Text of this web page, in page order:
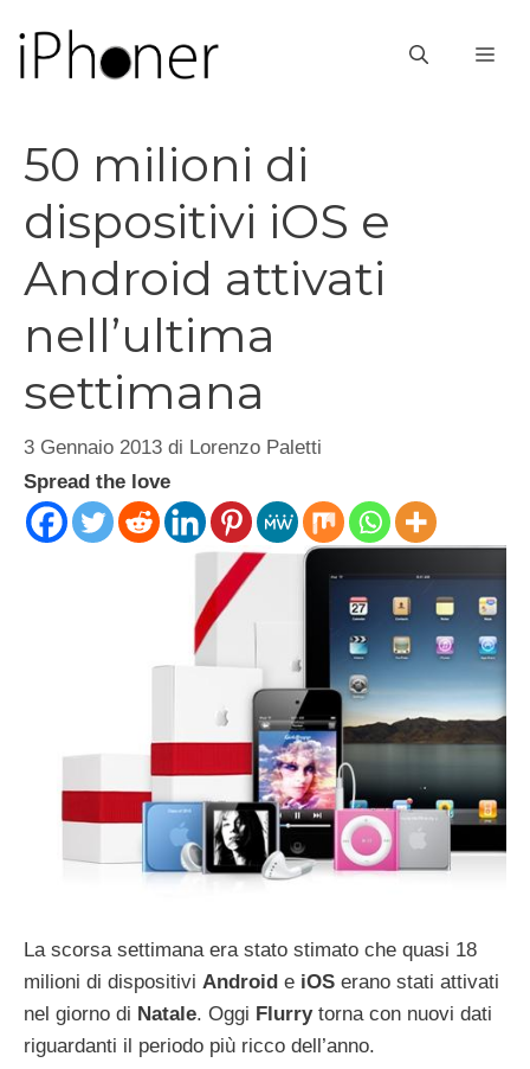
contenuto
50 milioni di
dispositivi iOS e
Android attivati
nell’ultima
settimana
3 Gennaio 2013 di Lorenzo Paletti
Spread the love
La scorsa settimana era stato stimato che quasi 18
milioni di dispositivi Android e iOS erano stati attivati
nel giorno di Natale. Oggi Flurrytorna con nuovi dati
riguardanti il periodo più ricco dell’anno.